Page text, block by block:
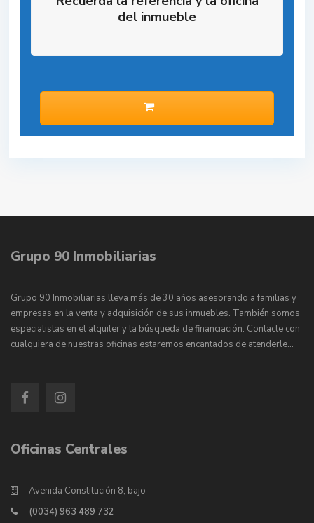
del inmueble
--
Grupo 90 Inmobiliarias
Grupo 90 Inmobiliarias lleva más de 30 años asesorando a familias y
empresas en la venta y adquisición de sus inmuebles. También somos
especialistas en el alquiler y la búsqueda de financiación. Contacte con
cualquiera de nuestras oficinas estaremos encantados de atenderle…
Oficinas Centrales
Avenida Constitución 8, bajo
(0034) 963 489 732